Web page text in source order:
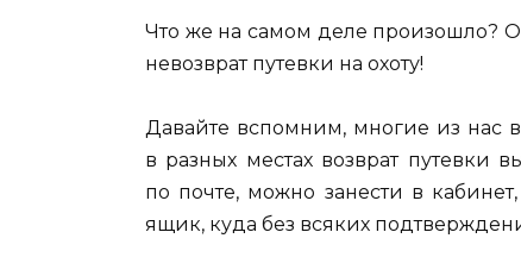
Что же на самом деле произошло?
невозврат путевки на охоту!
Давайте вспомним, многие из нас
в разных местах возврат путевки
по почте, можно занести в
ящик, куда без всяких